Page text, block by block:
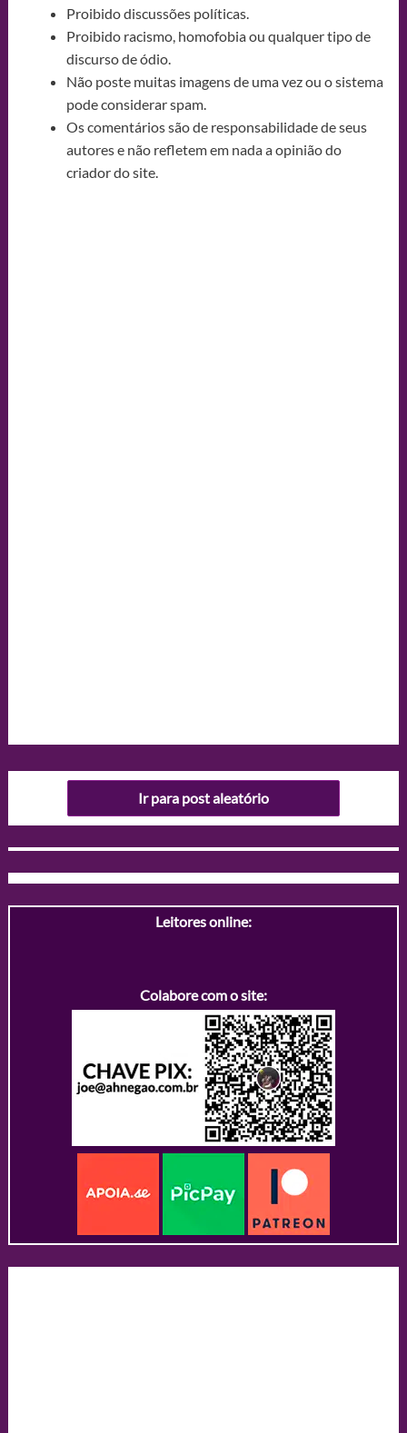
Proibido discussões políticas.
Proibido racismo, homofobia ou qualquer tipo de
discurso de ódio.
Não poste muitas imagens de uma vez ou o sistema
pode considerar spam.
Os comentários são de responsabilidade de seus
autores e não refletem em nada a opinião do
criador do site.
Ir para post aleatório
Leitores online:
Colabore com o site: